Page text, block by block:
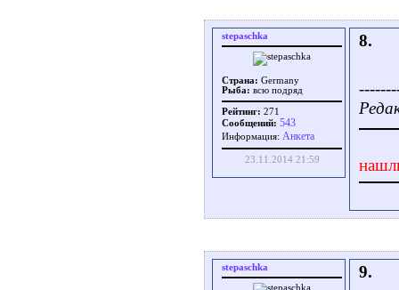
stepaschka
Страна: Germany
Рыба: всю подряд
Рейтинг: 271
Сообщений: 543
Информация: Aнкета
23.11.2014 21:59
8.
stepaschka
9.